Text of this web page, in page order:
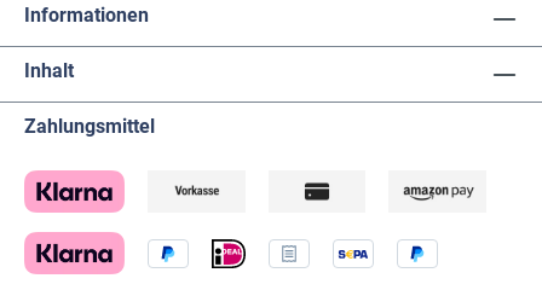
Informationen
Inhalt
Zahlungsmittel